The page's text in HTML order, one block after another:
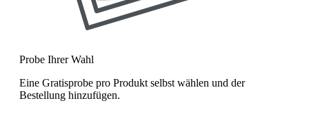
Probe Ihrer Wahl
Eine Gratisprobe pro Produkt selbst wählen und der
Bestellung hinzufügen.